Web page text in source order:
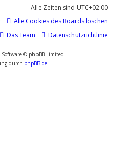
Alle Zeiten sind UTC+02:00
Alle Cookies des Boards löschen
Datenschutzrichtlinie
Das Team
© phpBB Limited
durch phpBB.de